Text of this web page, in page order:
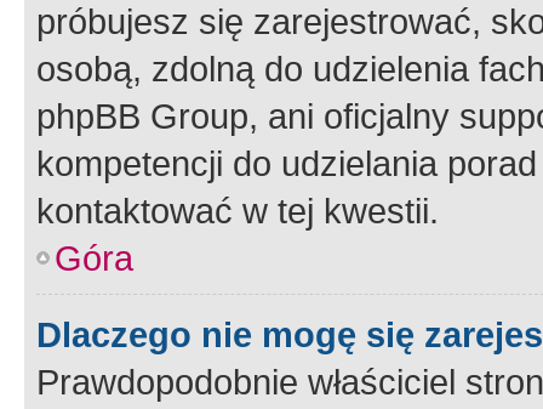
próbujesz się zarejestrować,
osobą, zdolną do udzielenia
phpBB Group, ani oficjalny
kompetencji do udzielania
kontaktować w tej kwestii.
Góra
Dlaczego nie mogę się
Prawdopodobnie właściciel